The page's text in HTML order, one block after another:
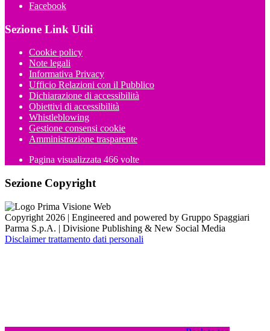
Facebook
Sezione Link Utili
Cookie policy
Note legali
Informativa Privacy
Ufficio Relazioni con il Pubblico
Dichiarazione di accessibilità
Obiettivi di accessibilità
Whistleblowing
Gestione consensi cookie
Amministrazione trasparente
Pagina visualizzata 466 volte
Sezione Copyright
Copyright 2026 | Engineered and powered by Gruppo Spaggiari
Parma S.p.A. | Divisione Publishing & New Social Media
Disclaimer trattamento dati personali